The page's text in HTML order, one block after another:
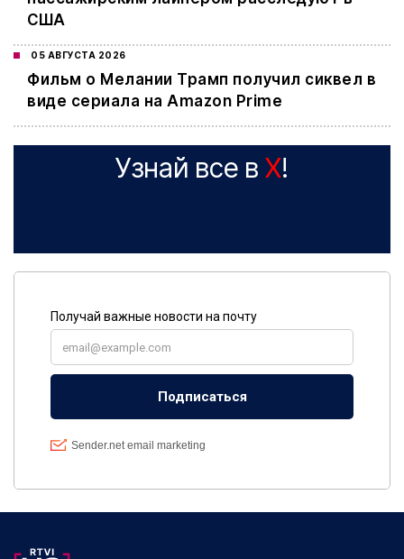
США
05 АВГУСТА 2026
Фильм о Мелании Трамп получил сиквел в
виде сериала на Amazon Prime
Узнай все в X!